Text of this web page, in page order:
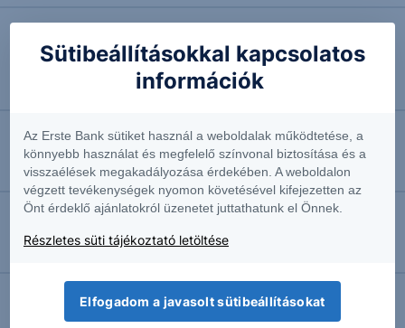
2026.07.09. 10:14
Trump a porcelánboltban
Részvényelemző
2026.07.09. 09:05
Folytatódtak az összecsapások a Közel-Keleten
2026.04.13. 09:05
A Nike kigolyózhatja az Adidast
Sütibeállításokkal kapcsolatos
információk
Az Erste Bank sütiket használ a weboldalak működtetése, a
könnyebb használat és megfelelő színvonal biztosítása és a
visszaélések megakadályozása érdekében. A weboldalon
végzett tevékenységek nyomon követésével kifejezetten az
Önt érdeklő ajánlatokról üzenetet juttathatunk el Önnek.
Részletes süti tájékoztató letöltése
Elfogadom a javasolt sütibeállításokat